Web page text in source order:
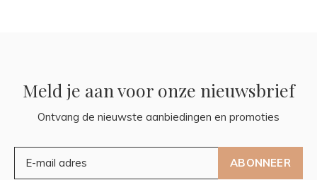
Meld je aan voor onze nieuwsbrief
Ontvang de nieuwste aanbiedingen en promoties
ABONNEER